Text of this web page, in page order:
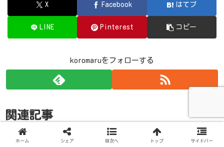
X Facebook はてブ
LINE Pinterest コピー
koromaruをフォローする
関連記事
ホーム シェア 目次へ トップ サイドバー